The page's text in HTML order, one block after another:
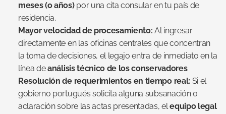
meses (o años) por una cita consular en tu país de
residencia.
Mayor velocidad de procesamiento: Al ingresar
directamente en las oficinas centrales que concentran
la toma de decisiones, el legajo entra de inmediato en la
línea de análisis técnico de los conservadores.
Resolución de requerimientos en tiempo real: Si el
gobierno portugués solicita alguna subsanación o
aclaración sobre las actas presentadas, el equipo legal